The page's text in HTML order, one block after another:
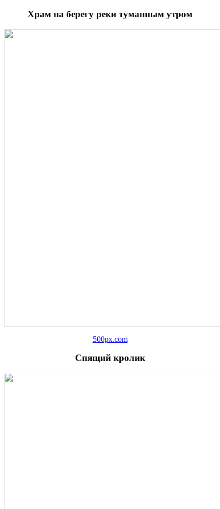
Храм на берегу реки туманным утром
500px.com
Спящий кролик